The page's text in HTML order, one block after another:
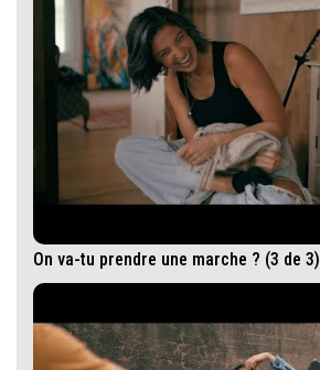
On va-tu prendre une marche ? (3 de 3)